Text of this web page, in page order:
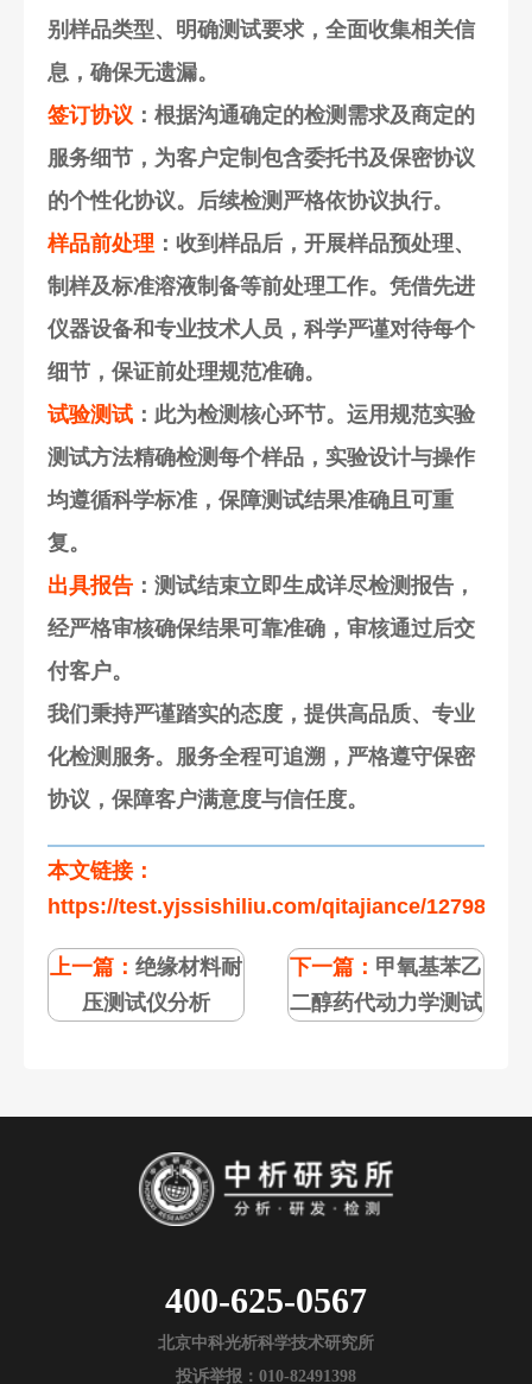
别样品类型、明确测试要求，全面收集相关信
息，确保无遗漏。
签订协议 ：根据沟通确定的检测需求及商定的
服务细节，为客户定制包含委托书及保密协议
的个性化协议。后续检测严格依协议执行。
样品前处理 ：收到样品后，开展样品预处理、
制样及标准溶液制备等前处理工作。凭借先进
仪器设备和专业技术人员，科学严谨对待每个
细节，保证前处理规范准确。
试验测试 ：此为检测核心环节。运用规范实验
测试方法精确检测每个样品，实验设计与操作
均遵循科学标准，保障测试结果准确且可重
复。
出具报告 ：测试结束立即生成详尽检测报告，
经严格审核确保结果可靠准确，审核通过后交
付客户。
我们秉持严谨踏实的态度，提供高品质、专业
化检测服务。服务全程可追溯，严格遵守保密
协议，保障客户满意度与信任度。
本文链接：
https://test.yjssishiliu.com/qitajiance/
上一篇： 绝缘材料耐
压测试仪分析
下一篇： 甲氧基苯乙
二醇药代动力学测试
400-625-0567
北京中科光析科学技术研究所
投诉举报：010-82491398